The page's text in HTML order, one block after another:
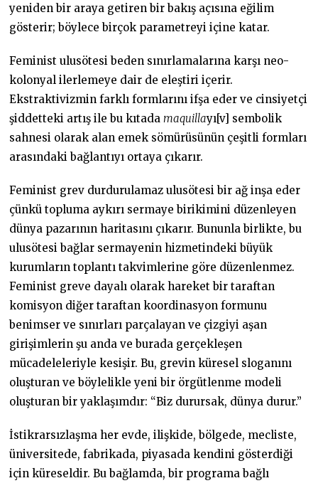
yeniden bir araya getiren bir bakış açısına eğilim
gösterir; böylece birçok parametreyi içine katar.
Feminist ulusötesi beden sınırlamalarına karşı neo-
kolonyal ilerlemeye dair de eleştiri içerir.
Ekstraktivizmin farklı formlarını ifşa eder ve cinsiyetçi
şiddetteki artış ile bu kıtada maquillayı[v] sembolik
sahnesi olarak alan emek sömürüsünün çeşitli formları
arasındaki bağlantıyı ortaya çıkarır.
Feminist grev durdurulamaz ulusötesi bir ağ inşa eder
çünkü topluma aykırı sermaye birikimini düzenleyen
dünya pazarının haritasını çıkarır. Bununla birlikte, bu
ulusötesi bağlar sermayenin hizmetindeki büyük
kurumların toplantı takvimlerine göre düzenlenmez.
Feminist greve dayalı olarak hareket bir taraftan
komisyon diğer taraftan koordinasyon formunu
benimser ve sınırları parçalayan ve çizgiyi aşan
girişimlerin şu anda ve burada gerçekleşen
mücadeleleriyle kesişir. Bu, grevin küresel sloganını
oluşturan ve böylelikle yeni bir örgütlenme modeli
oluşturan bir yaklaşımdır: “Biz durursak, dünya durur.”
İstikrarsızlaşma her evde, ilişkide, bölgede, mecliste,
üniversitede, fabrikada, piyasada kendini gösterdiği
için küreseldir. Bu bağlamda, bir programa bağlı